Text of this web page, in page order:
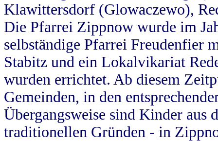
Klawittersdorf (Glowaczewo),
Die Pfarrei Zippnow wurde im
selbständige Pfarrei Freudenfier
Stabitz und ein Lokalvikariat
wurden errichtet. Ab diesem
Gemeinden, in den
Übergangsweise sind Kinder aus
traditionellen Gründen - in